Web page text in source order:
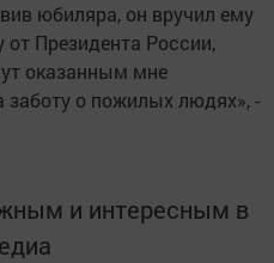
юбиляра, он вручил ему
Президента России,
оказанным мне
о пожилых людях», -
и интересным в